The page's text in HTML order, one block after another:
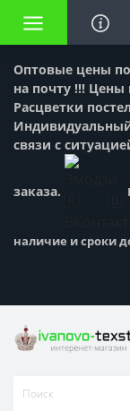
Оптовые цены
на почту !!! Цены
Расцветки
связи с
заказа.
наличие и сроки